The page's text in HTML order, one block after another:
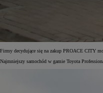
Firmy decydujące się na zakup PROACE CITY
Najmniejszy samochód w gamie Toyota